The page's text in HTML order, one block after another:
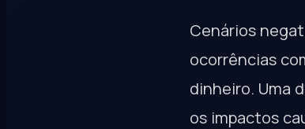
Cenários
ocorrências
dinheiro. Uma
os impactos